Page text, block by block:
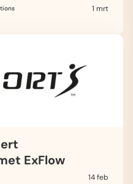
1 mrt
ExFlow
14 feb